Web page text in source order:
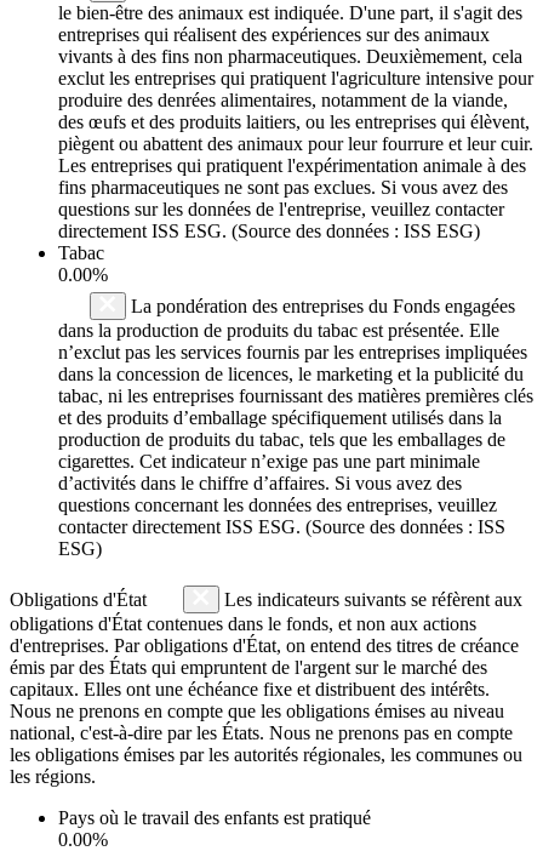
le bien-être des animaux est indiquée. D'une part, il s'agit des
entreprises qui réalisent des expériences sur des animaux
vivants à des fins non pharmaceutiques. Deuxièmement, cela
exclut les entreprises qui pratiquent l'agriculture intensive pour
produire des denrées alimentaires, notamment de la viande,
des œufs et des produits laitiers, ou les entreprises qui élèvent,
piègent ou abattent des animaux pour leur fourrure et leur cuir.
Les entreprises qui pratiquent l'expérimentation animale à des
fins pharmaceutiques ne sont pas exclues. Si vous avez des
questions sur les données de l'entreprise, veuillez contacter
directement ISS ESG. (Source des données : ISS ESG)
Tabac
0.00%
La pondération des entreprises du Fonds engagées
dans la production de produits du tabac est présentée. Elle
n’exclut pas les services fournis par les entreprises impliquées
dans la concession de licences, le marketing et la publicité du
tabac, ni les entreprises fournissant des matières premières clés
et des produits d’emballage spécifiquement utilisés dans la
production de produits du tabac, tels que les emballages de
cigarettes. Cet indicateur n’exige pas une part minimale
d’activités dans le chiffre d’affaires. Si vous avez des
questions concernant les données des entreprises, veuillez
contacter directement ISS ESG. (Source des données : ISS
ESG)
Obligations d'État
Les indicateurs suivants se réfèrent aux
obligations d'État contenues dans le fonds, et non aux actions
d'entreprises. Par obligations d'État, on entend des titres de créance
émis par des États qui empruntent de l'argent sur le marché des
capitaux. Elles ont une échéance fixe et distribuent des intérêts.
Nous ne prenons en compte que les obligations émises au niveau
national, c'est-à-dire par les États. Nous ne prenons pas en compte
les obligations émises par les autorités régionales, les communes ou
les régions.
Pays où le travail des enfants est pratiqué
0.00%